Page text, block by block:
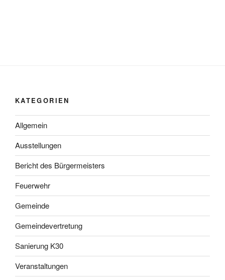
KATEGORIEN
Allgemein
Ausstellungen
Bericht des Bürgermeisters
Feuerwehr
Gemeinde
Gemeindevertretung
Sanierung K30
Veranstaltungen